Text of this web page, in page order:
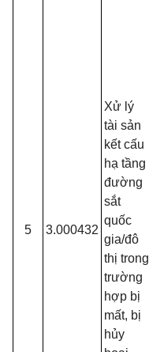
5 3.000432
Xử lý
tài sản
kết cấu
hạ tầng
đường
sắt
quốc
gia/đô
thị trong
trường
hợp bị
mất, bị
hủy